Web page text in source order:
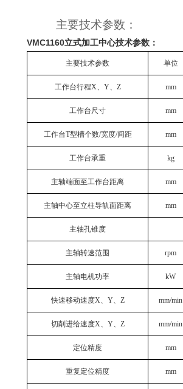
主要技术参数：
VMC1160立式加工中心技术参数：
主要技术参数 单位
工作台行程X、Y、Z mm
工作台尺寸 mm
工作台T型槽个数/宽度/间距 mm
工作台承重 kg
主轴端面至工作台距离 mm
主轴中心至立柱导轨面距离 mm
主轴孔锥度
主轴转速范围 rpm
主轴电机功率 kW
快速移动速度X、Y、Z mm/min
切削进给速度X、Y、Z mm/min
定位精度 mm
重复定位精度 mm